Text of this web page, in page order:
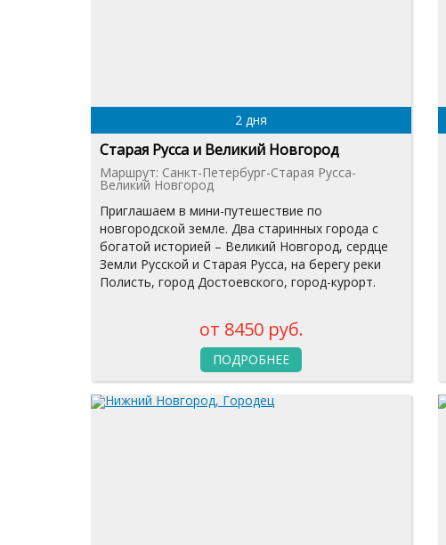
2 дня
Старая Русса и Великий Новгород
Маршрут: Санкт-Петербург-Старая Русса-
Великий Новгород
Приглашаем в мини-путешествие по
новгородской земле. Два старинных города с
богатой историей – Великий Новгород, сердце
Земли Русской и Старая Русса, на берегу реки
Полисть, город Достоевского, город-курорт.
от 8450 руб.
ПОДРОБНЕЕ